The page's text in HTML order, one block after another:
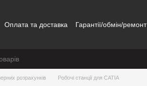
Оплата та доставка Гарантії/обмін/ремонт
розрахунків Робочі станції для CATIA